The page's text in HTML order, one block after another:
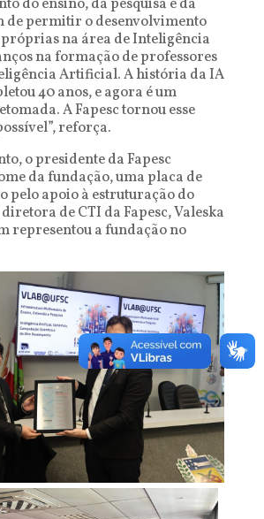
do ensino, da pesquisa e da
de permitir o desenvolvimento
na área de Inteligência
na formação de professores
Artificial. A história da IA
40 anos, e agora é um
A Fapesc tornou esse
reforça.
o presidente da Fapesc
da fundação, uma placa de
pelo apoio à estruturação do
de CTI da Fapesc, Valeska
representou a fundação no